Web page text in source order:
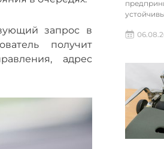
запрос в
получит
адрес
пр...